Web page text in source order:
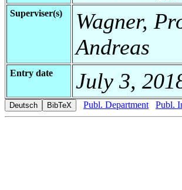
Superviser(s)
Wagner,
Andreas
Entry date July 3,
Publ. Department Publ.